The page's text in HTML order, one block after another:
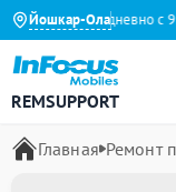
Йошкар-Ола
Ежедневно с
REMSUPPORT
Главная Ремонт